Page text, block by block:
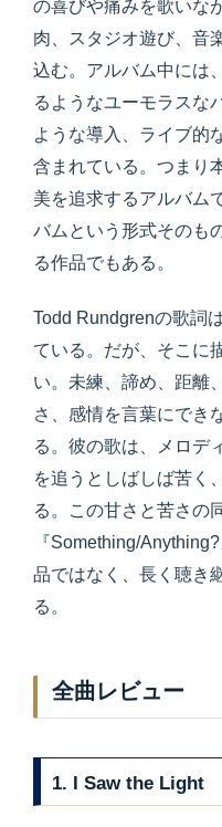
の喜びや痛みを歌いな
肉、スタジオ遊び、音
込む。アルバム中には
るようなユーモラスな
ような導入、ライブ的
含まれている。つまり
美を追求するアルバム
バムという形式そのも
る作品でもある。
Todd Rundgrenの歌詞
ている。だが、そこに
い。未練、諦め、距離
さ、感情を言葉にでき
る。彼の歌は、メロデ
を追うとしばしば苦く
る。この甘さと苦さの
『Something/
品ではなく、長く聴き
る。
全曲レビュー
1. I Saw the Light